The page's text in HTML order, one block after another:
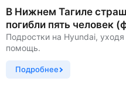
В Нижнем Тагиле
погибли пять человек
Подростки на Hyundai,
помощь.
Подробнее